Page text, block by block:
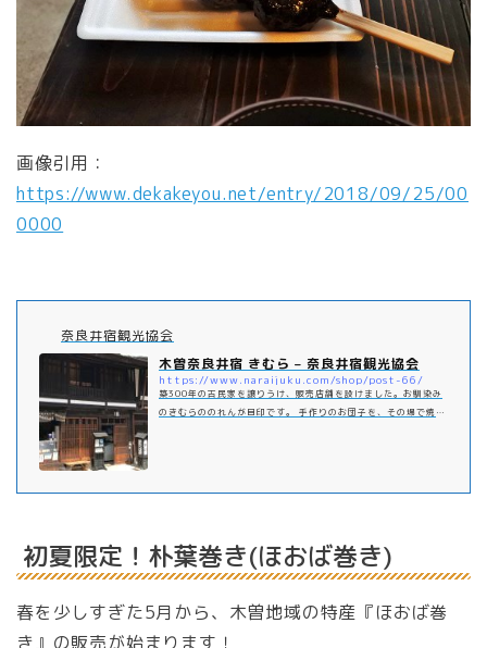
画像引用：
https://www.dekakeyou.net/entry/2018/09/25/00
0000
奈良井宿観光協会
木曽奈良井宿 きむら – 奈良井宿観光協会
https://www.naraijuku.com/shop/post-66/
築300年の古民家を譲りうけ、販売店舗を設けました。お馴染み
のきむらののれんが目印です。 手作りのお団子を、その場で焼い
初夏限定！朴葉巻き(ほおば巻き)
春を少しすぎた5月から、木曽地域の特産『ほおば巻
き』の販売が始まります！